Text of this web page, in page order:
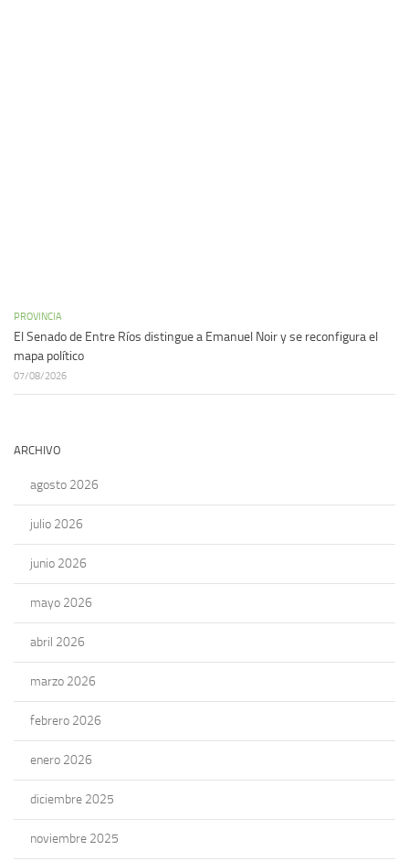
PROVINCIA
El Senado de Entre Ríos distingue a Emanuel Noir y se reconfigura el
mapa político
07/08/2026
ARCHIVO
agosto 2026
julio 2026
junio 2026
mayo 2026
abril 2026
marzo 2026
febrero 2026
enero 2026
diciembre 2025
noviembre 2025